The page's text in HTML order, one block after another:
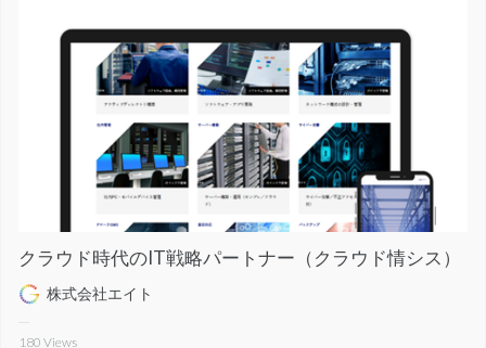
クラウド時代のIT戦略パートナー（クラウド情シス）
株式会社エイト
180 Views